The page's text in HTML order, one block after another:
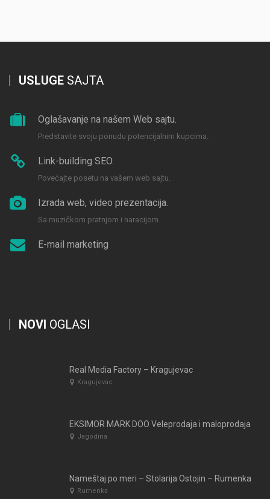
USLUGE SAJTA
Oglašavanje na našem Web sajtu.
Predstavite svoju ponudu potencijalnim kupcima.
Link-building SEO.
Povećajte posetu na vašem web sajtu.
Izrada web, video prezentacija.
Sa muzičkom pratnjom i naracijom.
E-mail marketing
NOVI OGLASI
Real Media Factory – Kragujevac
Kragujevac
EKSIMOR MARK DOO Veleprodaja i maloprodaja
Jagodina
Nameštaj po meri – Stolarija Ostojin – Rumenka
Rumenka